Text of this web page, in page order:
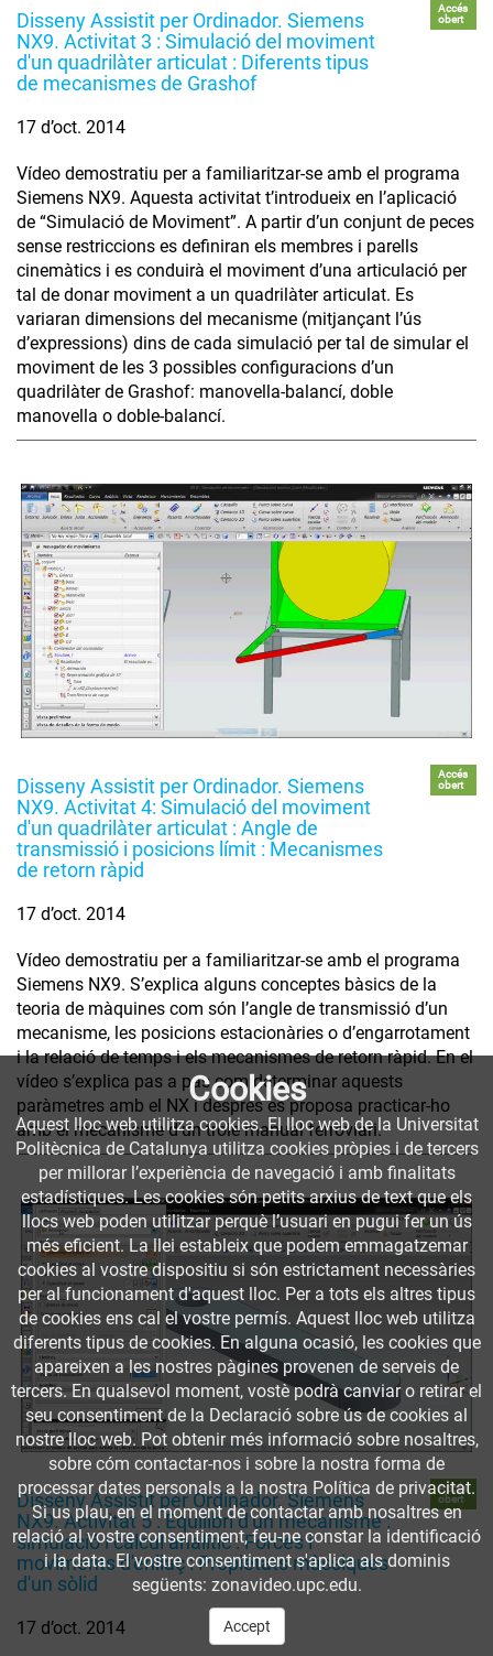
Disseny Assistit per Ordinador. Siemens
NX9. Activitat 3 : Simulació del moviment
d'un quadrilàter articulat : Diferents tipus
de mecanismes de Grashof
Accés
obert
17 d’oct. 2014
Vídeo demostratiu per a familiaritzar-se amb el programa
Siemens NX9. Aquesta activitat t’introdueix en l’aplicació
de “Simulació de Moviment”. A partir d’un conjunt de peces
sense restriccions es definiran els membres i parells
cinemàtics i es conduirà el moviment d’una articulació per
tal de donar moviment a un quadrilàter articulat. Es
variaran dimensions del mecanisme (mitjançant l’ús
d’expressions) dins de cada simulació per tal de simular el
moviment de les 3 possibles configuracions d’un
quadrilàter de Grashof: manovella-balancí, doble
manovella o doble-balancí.
Disseny Assistit per Ordinador. Siemens
NX9. Activitat 4: Simulació del moviment
d'un quadrilàter articulat : Angle de
transmissió i posicions límit : Mecanismes
de retorn ràpid
Accés
obert
17 d’oct. 2014
Vídeo demostratiu per a familiaritzar-se amb el programa
Siemens NX9. S’explica alguns conceptes bàsics de la
teoria de màquines com són l’angle de transmissió d’un
mecanisme, les posicions estacionàries o d’engarrotament
i la relació de temps i els mecanismes de retorn ràpid. En el
vídeo s’explica pas a pas com determinar aquests
paràmetres amb el NX i després es proposa practicar-ho
amb el mecanisme d’un trole manual ferroviari.
Disseny Assistit per Ordinador. Siemens
NX9. Activitat 5 : Equilibri d'un mecanisme :
simulació i càlcul analític : Forces i
moviments d'enllaç : Propietats màssiques
d'un sòlid
Accés
obert
17 d’oct. 2014
Cookies
Aquest lloc web utilitza cookies. El lloc web de la Universitat
Politècnica de Catalunya utilitza cookies pròpies i de tercers
per millorar l’experiència de navegació i amb finalitats
estadístiques. Les cookies són petits arxius de text que els
llocs web poden utilitzar perquè l’usuari en pugui fer un ús
més eficient. La llei estableix que podem emmagatzemar
cookies al vostre dispositiu si són estrictament necessàries
per al funcionament d'aquest lloc. Per a tots els altres tipus
de cookies ens cal el vostre permís. Aquest lloc web utilitza
diferents tipus de cookies. En alguna ocasió, les cookies que
apareixen a les nostres pàgines provenen de serveis de
tercers. En qualsevol moment, vostè podrà canviar o retirar el
seu consentiment de la Declaració sobre ús de cookies al
nostre lloc web. Pot obtenir més informació sobre nosaltres,
sobre cóm contactar-nos i sobre la nostra forma de
processar dates personals a la nostra Política de privacitat.
Si us plau, en el moment de contactar amb nosaltres en
relació al vostre consentiment, feu-ne constar la identificació
i la data. El vostre consentiment s'aplica als dominis
següents: zonavideo.upc.edu.
Accept